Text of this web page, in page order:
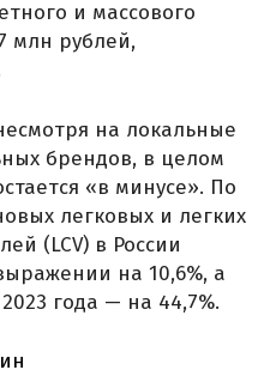
и массового
млн рублей,
на локальные
брендов, в целом
«в минусе». По
легковых и легких
(LCV) в России
на 10,6%, а
года — на 44,7%.